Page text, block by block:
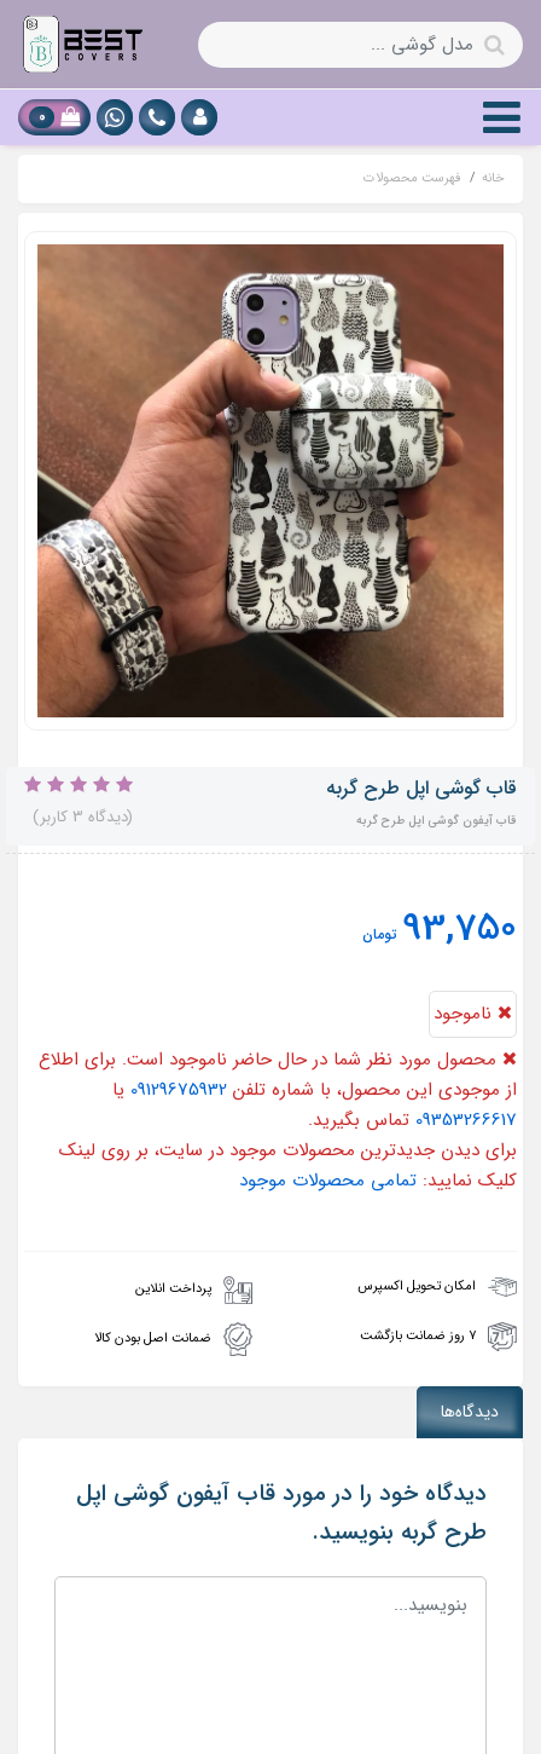
0
خانه فهرست محصولات
قاب گوشی اپل طرح گربه
قاب آیفون گوشی اپل طرح گربه (دیدگاه 3 کاربر)
93,750 تومان
ناموجود
محصول مورد نظر شما در حال حاضر ناموجود است. برای اطلاع
از موجودی این محصول، با شماره تلفن 09129675932 یا
09353266617 تماس بگیرید.
برای دیدن جدیدترین محصولات موجود در سایت، بر روی لینک
کلیک نمایید: تمامی محصولات موجود
امکان تحویل اکسپرس پرداخت انلاین
۷ روز ضمانت بازگشت ضمانت اصل بودن کالا
دیدگاه‌ها
دیدگاه خود را در مورد قاب آیفون گوشی اپل
طرح گربه بنویسید.